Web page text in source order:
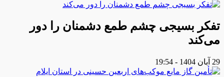
تفکر بسیجی چشم طمع دشمنان را دور
می‌کند
29 آبان 1404 - 19:54